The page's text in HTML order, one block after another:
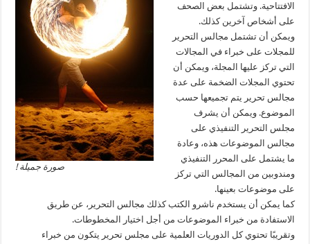
صورة جميلة !
الافتتاحية. وتشتمل بعض الصحف
على أشخاص آخرين كذلك.
ويمكن أن تشتمل مجالس التحرير
للمجلات على خبراء في المجالات
التي تركز عليها المجلة، ويمكن أن
تحتوي المجلات الضخمة على عدة
مجالس تحرير يتم تجميعها حسب
الموضوع. ويمكن أن يشرف
مجلس التحرير التنفيذي على
مجالس الموضوعات هذه، وعادة
ما يشتمل على المحرر التنفيذي
ومندوبين من المجالس التي تركز
على موضوعات بعينها.
كما يمكن أن يستخدم ناشرو الكتب كذلك مجالس التحرير، عن طريق
الاستفادة من خبراء الموضوعات من أجل اختيار المخطوطات.
وتقريبًا تحتوي كل الدوريات العلمية على مجلس تحرير يتكون من خبراء